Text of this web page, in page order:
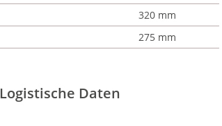
320 mm
275 mm
Logistische Daten